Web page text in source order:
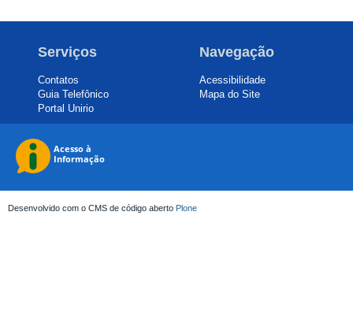
Serviços
Contatos
Guia Telefônico
Portal Unirio
Navegação
Acessibilidade
Mapa do Site
Desenvolvido com o CMS de código aberto Plone